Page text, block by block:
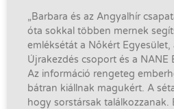
„Barbara és az Angyalhír
óta sokkal többen mernek
emléksétát a Nőkért Egyesület,
Újrakezdés csoport és a NANE
Az információ rengeteg
bátran kiállnak magukért. A
hogy sorstársak találkozzanak.